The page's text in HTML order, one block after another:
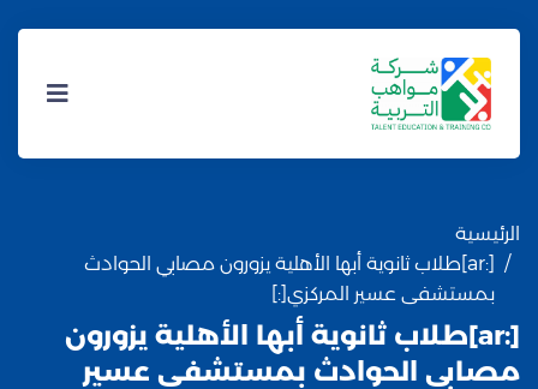
الرئيسية
[:ar]طلاب ثانوية أبها الأهلية يزورون مصابي الحوادث
بمستشفى عسير المركزي[:]
[:ar]طلاب ثانوية أبها الأهلية يزورون
مصابي الحوادث بمستشفى عسير